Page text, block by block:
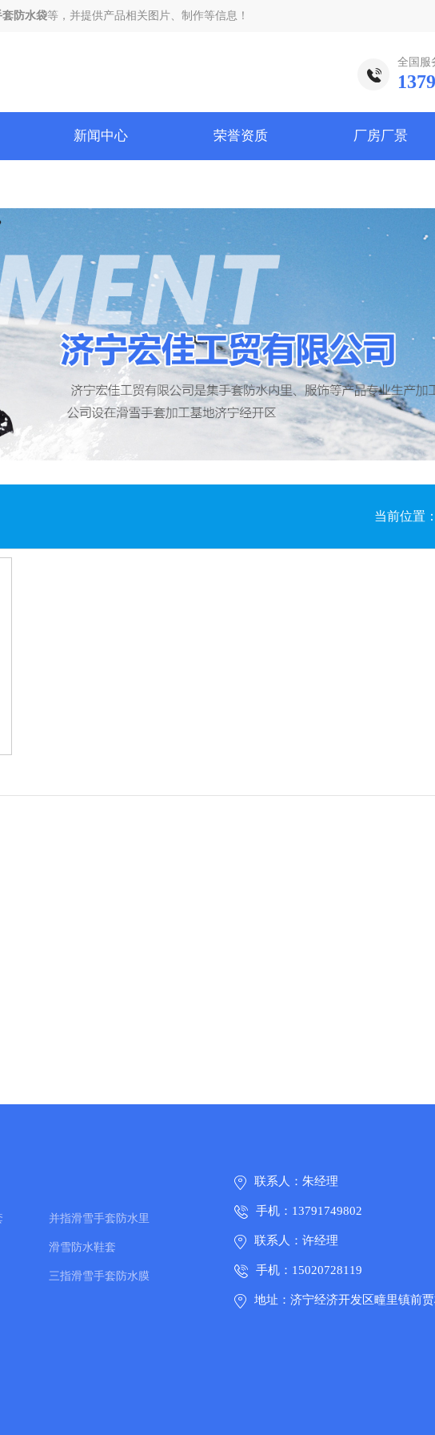
防水袋等，并提供产品相关图片、制作等信息！
全国服
新闻中心 荣誉资质 厂房厂景
当前位置：
并指滑雪手套防水里
滑雪防水鞋套
三指滑雪手套防水膜
联系人：朱经理
手机：13791749802
联系人：许经理
手机：15020728119
地址：济宁经济开发区疃里镇前贾